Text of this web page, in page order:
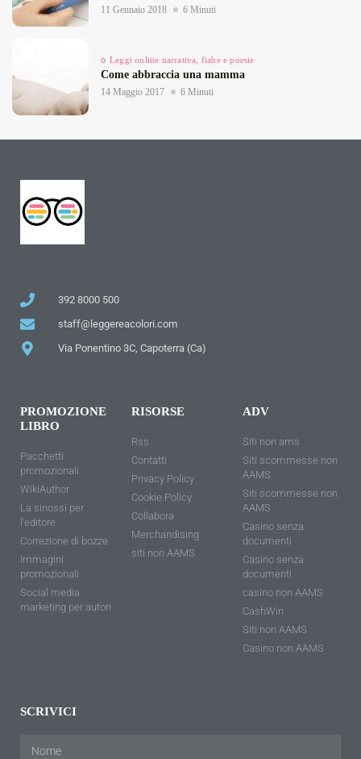
11 Gennaio 2018 6 Minuti
Leggi online narrativa, fiabe e poesie
Come abbraccia una mamma
14 Maggio 2017 6 Minuti
392 8000 500
staff@leggereacolori.com
Via Ponentino 3C, Capoterra (Ca)
PROMOZIONE
LIBRO
Pacchetti
promozionali
WikiAuthor
La sinossi per
l'editore
Correzione di bozze
Immagini
promozionali
Social media
marketing per autori
RISORSE
Rss
Contatti
Privacy Policy
Cookie Policy
Collabora
Merchandising
siti non AAMS
ADV
Siti non ams
Siti scommesse non
AAMS
Siti scommesse non
AAMS
Casino senza
documenti
Casino senza
documenti
casino non AAMS
CashWin
Siti non AAMS
Casino non AAMS
SCRIVICI